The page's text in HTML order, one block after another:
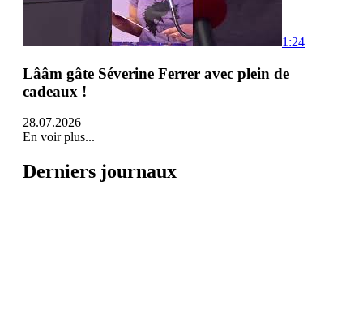
1:24
Lââm gâte Séverine Ferrer avec plein de
cadeaux !
28.07.2026
En voir plus...
Derniers journaux